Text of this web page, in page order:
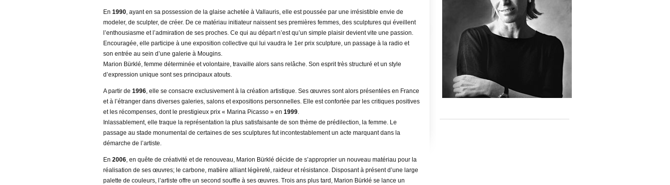
En 1990, ayant en sa possession de la glaise achetée à Vallauris, elle est poussée par une irrésistible envie de
modeler, de sculpter, de créer. De ce matériau initiateur naissent ses premières femmes, des sculptures qui éveillent
l’enthousiasme et l’admiration de ses proches. Ce qui au départ n’est qu’un simple plaisir devient vite une passion.
Encouragée, elle participe à une exposition collective qui lui vaudra le 1er prix sculpture, un passage à la radio et
son entrée au sein d’une galerie à Mougins.
Marion Bürklé, femme déterminée et volontaire, travaille alors sans relâche. Son esprit très structuré et un style
d’expression unique sont ses principaux atouts.
A partir de 1996, elle se consacre exclusivement à la création artistique. Ses œuvres sont alors présentées en France
et à l’étranger dans diverses galeries, salons et expositions personnelles. Elle est confortée par les critiques positives
et les récompenses, dont le prestigieux prix « Marina Picasso » en 1999.
Inlassablement, elle traque la représentation la plus satisfaisante de son thème de prédilection, la femme. Le
passage au stade monumental de certaines de ses sculptures fut incontestablement un acte marquant dans la
démarche de l’artiste.
En 2006, en quête de créativité et de renouveau, Marion Bürklé décide de s’approprier un nouveau matériau pour la
réalisation de ses œuvres; le carbone, matière alliant légèreté, raideur et résistance. Disposant à présent d’une large
palette de couleurs, l’artiste offre un second souffle à ses œuvres. Trois ans plus tard, Marion Bürklé se lance un